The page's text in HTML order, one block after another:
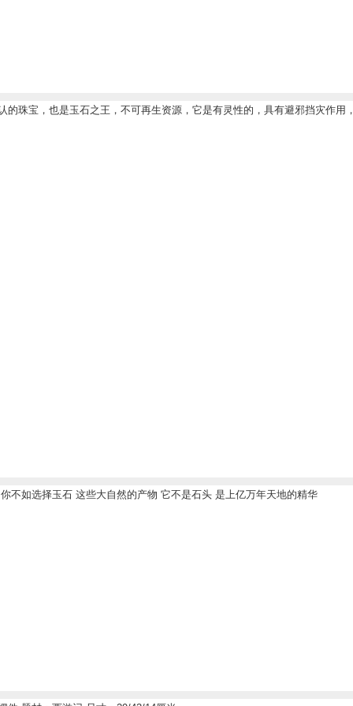
的珠宝，也是玉石之王，不可再生资源，它是有灵性的，具有避邪挡灾作用
不如选择玉石 这些大自然的产物 它不是石头 是上亿万年天地的精华